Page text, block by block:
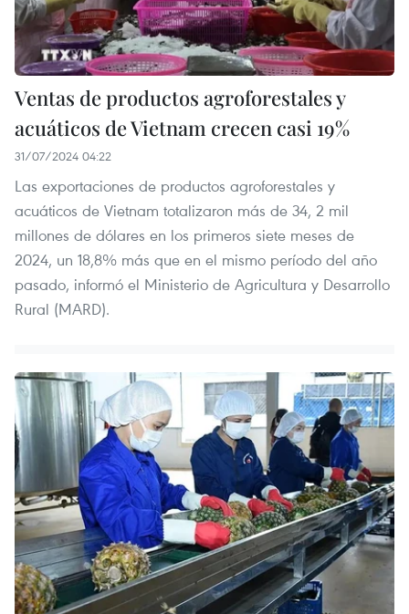
Ventas de productos agroforestales y
acuáticos de Vietnam crecen casi 19%
31/07/2024 04:22
Las exportaciones de productos agroforestales y
acuáticos de Vietnam totalizaron más de 34, 2 mil
millones de dólares en los primeros siete meses de
2024, un 18,8% más que en el mismo período del año
pasado, informó el Ministerio de Agricultura y Desarrollo
Rural (MARD).